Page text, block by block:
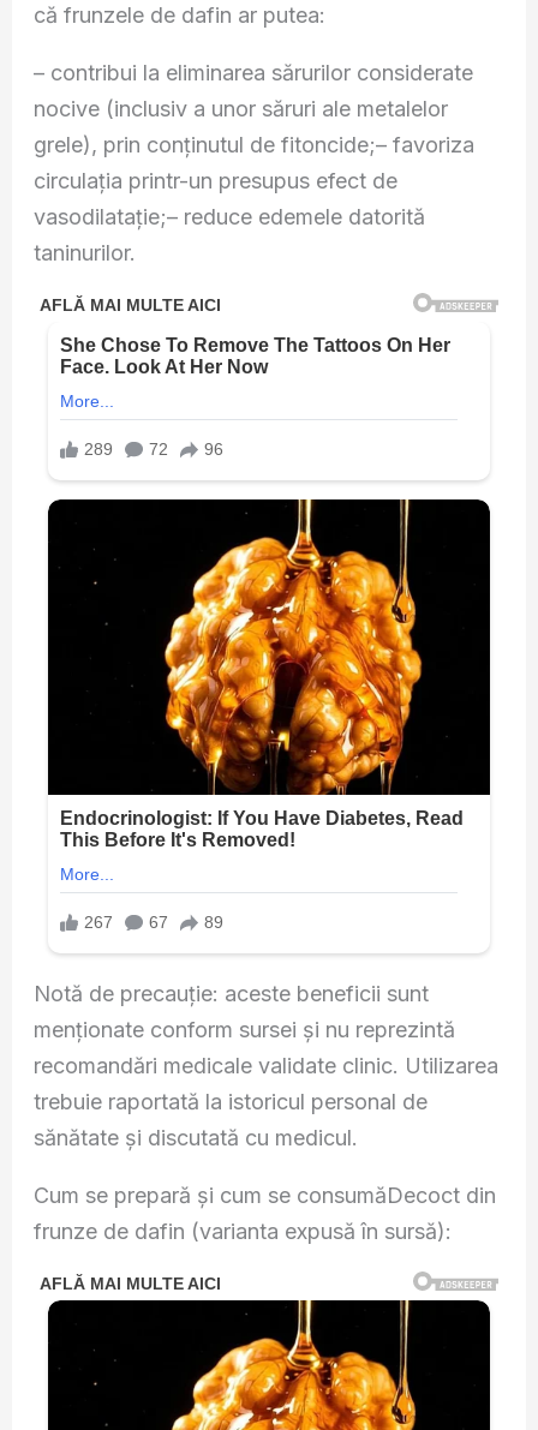
că frunzele de dafin ar putea:
– contribui la eliminarea sărurilor considerate
nocive (inclusiv a unor săruri ale metalelor
grele), prin conținutul de fitoncide;– favoriza
circulația printr-un presupus efect de
vasodilatație;– reduce edemele datorită
taninurilor.
Notă de precauție: aceste beneficii sunt
menționate conform sursei și nu reprezintă
recomandări medicale validate clinic. Utilizarea
trebuie raportată la istoricul personal de
sănătate și discutată cu medicul.
Cum se prepară și cum se consumăDecoct din
frunze de dafin (varianta expusă în sursă):